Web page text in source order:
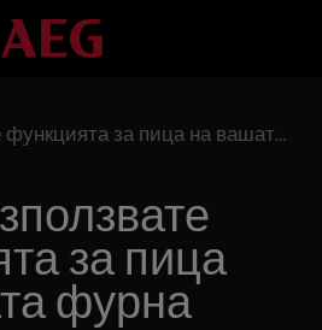
функцията за пица на вашата
за пица
фурна